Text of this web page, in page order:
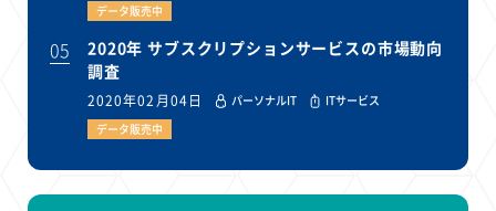
データ販売中
05
2020年 サブスクリプションサービスの市場動向
調査
2020年02月04日 パーソナルIT
ITサービス
データ販売中